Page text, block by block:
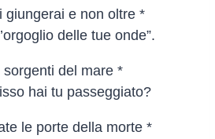
giungerai e non oltre *
delle tue onde”.
del mare *
hai tu passeggiato?
le porte della morte *